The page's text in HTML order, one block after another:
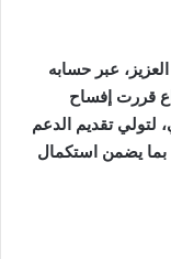
عبر حسابه
قررت إفساح
لتولي تقديم الدعم
بما يضمن استكمال